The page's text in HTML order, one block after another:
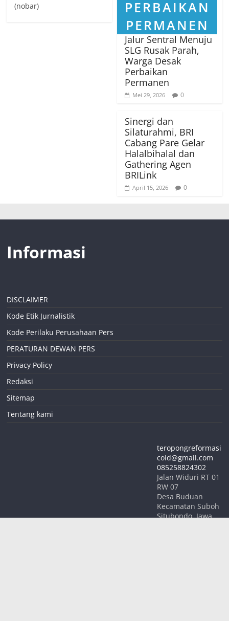
(nobar)
Jalur Sentral Menuju
SLG Rusak Parah,
Warga Desak
Perbaikan
Permanen
Mei 29, 2026 0
Sinergi dan
Silaturahmi, BRI
Cabang Pare Gelar
Halalbihalal dan
Gathering Agen
BRILink
April 15, 2026 0
Informasi
DISCLAIMER
Kode Etik Jurnalistik
Kode Perilaku Perusahaan Pers
PERATURAN DEWAN PERS
Privacy Policy
Redaksi
Sitemap
Tentang kami
teropongreformasi
coid@gmail.com
085258824302
Jalan Widuri RT 01
RW 07
Desa Buduan
Kecamatan Suboh
Situbondo,Jawa